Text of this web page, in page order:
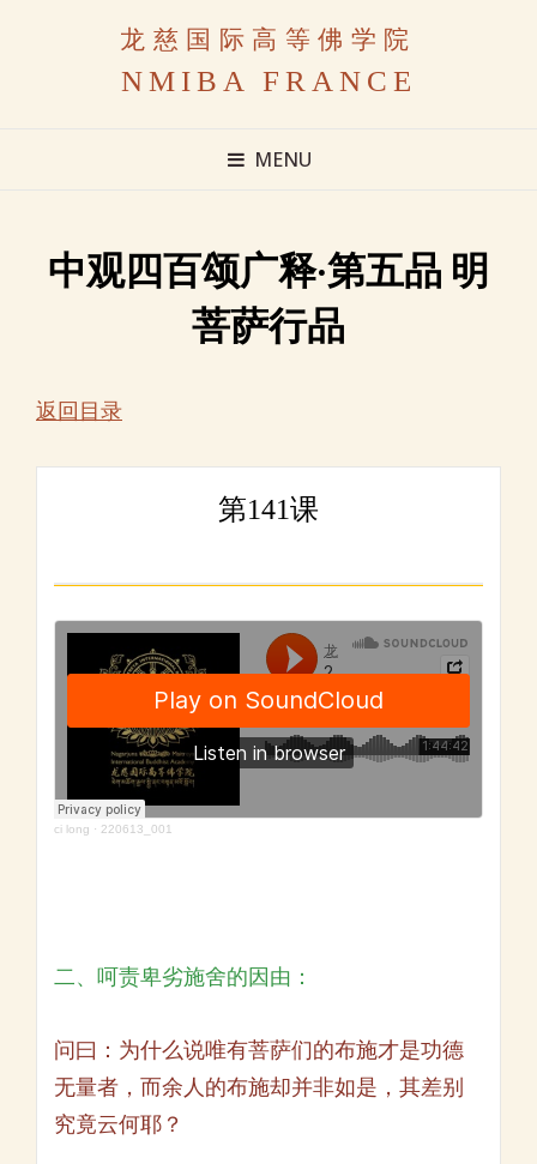
龙慈国际高等佛学院
NMIBA FRANCE
MENU
中观四百颂广释·第五品 明
菩萨行品
返回目录
第141课
ci long · 220613_001
二、呵责卑劣施舍的因由：
问曰：为什么说唯有菩萨们的布施才是功德
无量者，而余人的布施却并非如是，其差别
究竟云何耶？